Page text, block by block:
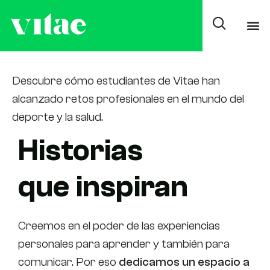
Descubre cómo estudiantes de Vitae han
alcanzado retos profesionales en el mundo del
deporte y la salud.
Historias
que inspiran
Creemos en el poder de las experiencias
personales para aprender y también para
comunicar. Por eso dedicamos un espacio a